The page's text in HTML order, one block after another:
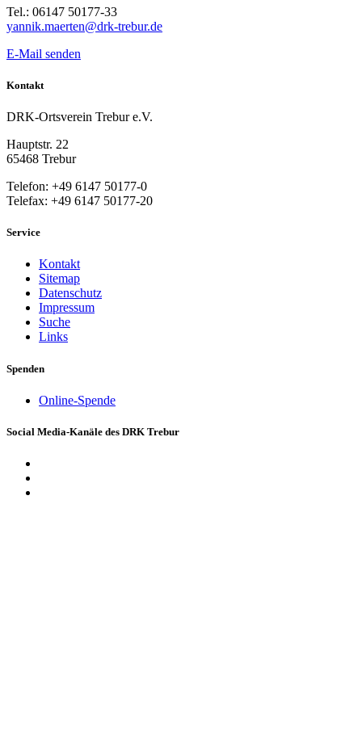
Tel.: 06147 50177-33
yannik.maerten@drk-trebur.de
E-Mail senden
Kontakt
DRK-Ortsverein Trebur e.V.
Hauptstr. 22
65468 Trebur
Telefon: +49 6147 50177-0
Telefax: +49 6147 50177-20
Service
Kontakt
Sitemap
Datenschutz
Impressum
Suche
Links
Spenden
Online-Spende
Social Media-Kanäle des DRK Trebur